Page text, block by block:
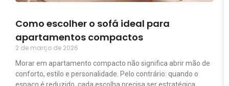
Como escolher o sofá ideal para
apartamentos compactos
2 de março de 2026
Morar em apartamento compacto não significa abrir mão de
conforto, estilo e personalidade. Pelo contrário: quando o
espaço é reduzido, cada escolha precisa ser estratégica